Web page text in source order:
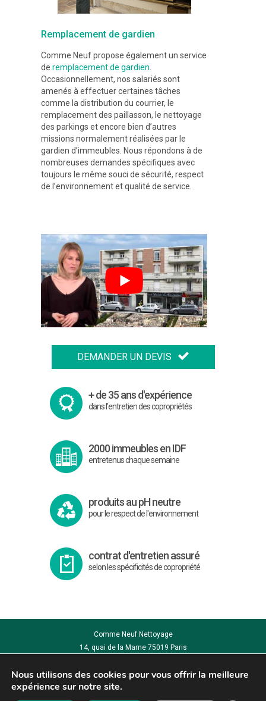
Remplacement de gardien
Comme Neuf propose également un service
de remplacement de gardien
Occasionnellement, nos salariés sont
amenés à effectuer certaines tâches
comme la distribution du courrier, le
remplacement des paillasson, le nettoyage
des parkings et encore bien d’autres
missions normalement réalisées par le
gardien d’immeubles. Nous répondons à de
nombreuses demandes spécifiques avec
toujours le même souci de sécurité, respect
de l’environnement et qualité de service.
DEMANDER UN DEVIS
+ de 35 ans d'expérience
dans l'entretien des copropriétés
2000 immeubles en IDF
entretenus chaque semaine
produits au pH neutre
pour le respect de l'environnement
contrat d'entretien assuré
selon les spécificités de copropriété
Comme Neuf Nettoyage
14, quai de la Marne 75019 Paris
Mentions légales
Politique de Cookies
Nous utilisons des cookies pour vous offrir la meilleure
expérience sur notre site.